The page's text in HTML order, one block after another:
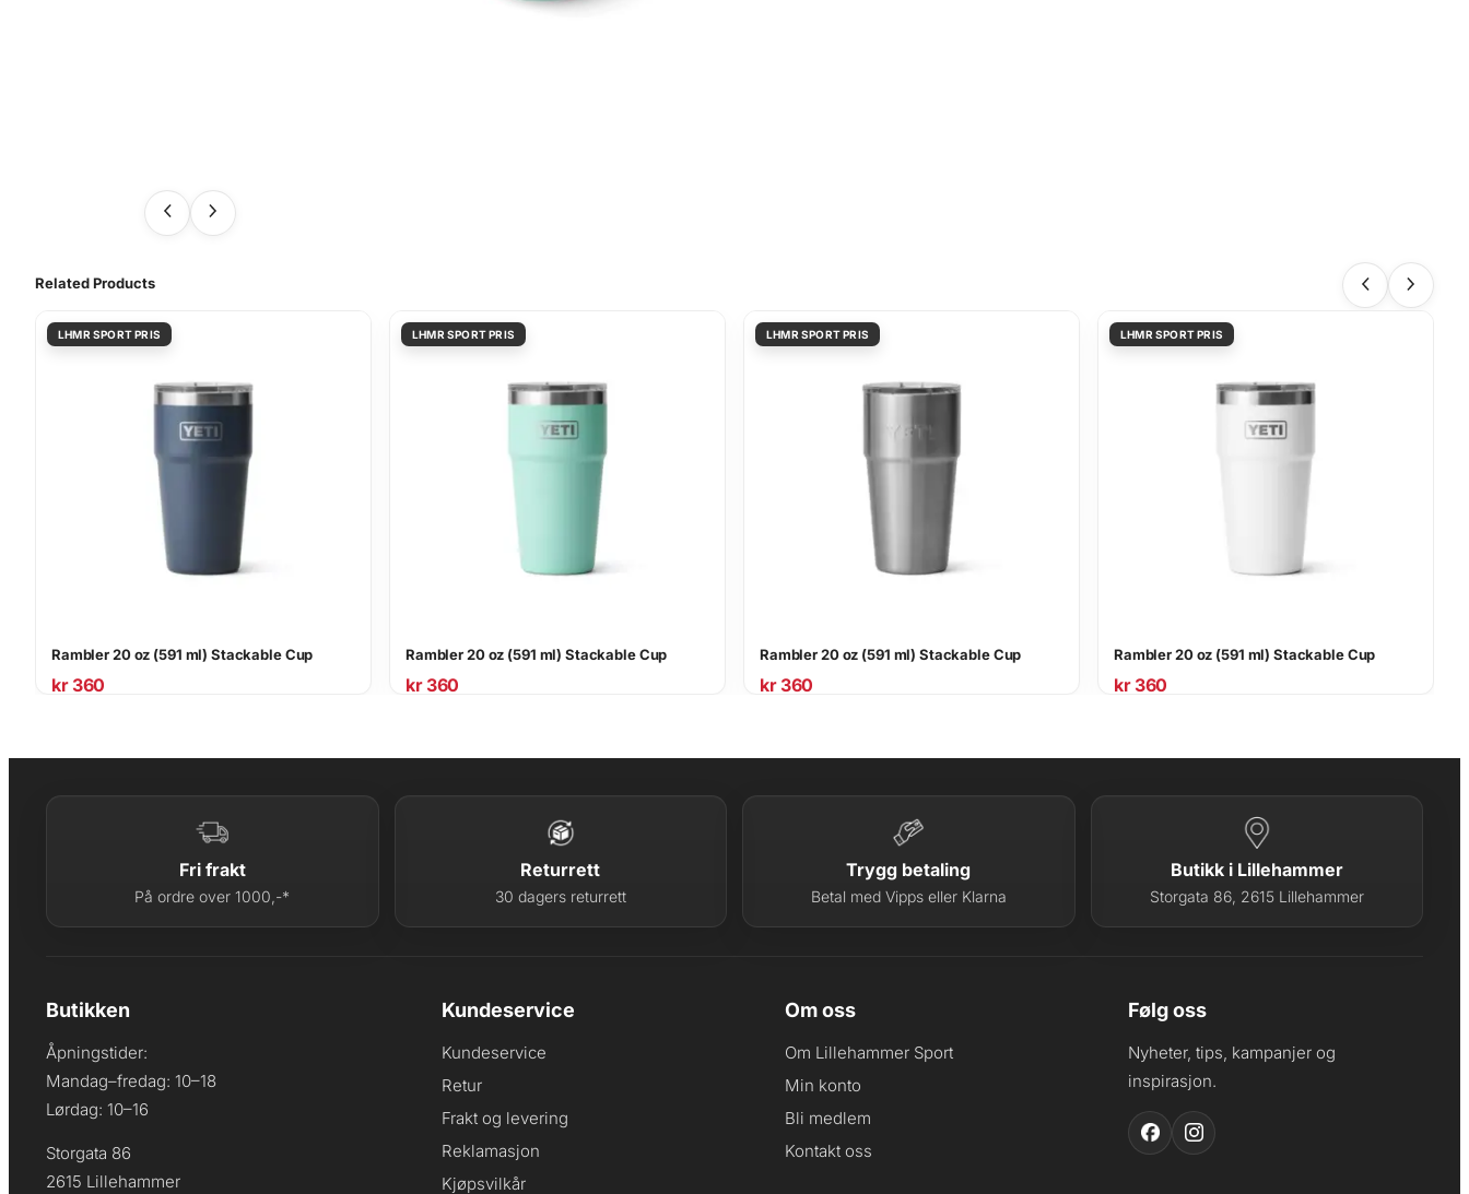
Related Products
Rambler 20 oz (591 ml) Stackable Cup
kr360
Rambler 20 oz (591 ml) Stackable Cup
kr360
Rambler 20 oz (591 ml) Stackable Cup
kr360
Rambler 20 oz (591 ml) Stackable Cup
kr360
Fri frakt
På ordre over 1000,-*
Returrett
30 dagers returrett
Trygg betaling
Betal med Vipps eller Klarna
Butikk i Lillehammer
Storgata 86, 2615 Lillehammer
Butikken
Åpningstider:
Mandag–fredag: 10–18
Lørdag: 10–16
Storgata 86
2615 Lillehammer
Kundeservice
Kundeservice
Retur
Frakt og levering
Reklamasjon
Kjøpsvilkår
Om oss
Om Lillehammer Sport
Min konto
Bli medlem
Kontakt oss
Følg oss
Nyheter, tips, kampanjer og
inspirasjon.